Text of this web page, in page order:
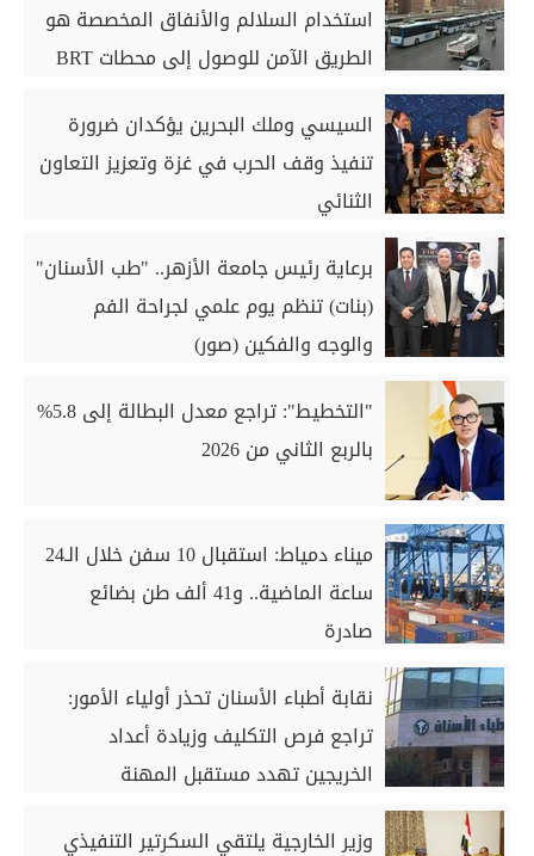
استخدام السلالم والأنفاق المخصصة هو
الطريق الآمن للوصول إلى محطات BRT
السيسي وملك البحرين يؤكدان ضرورة
تنفيذ وقف الحرب في غزة وتعزيز التعاون
الثنائي
برعاية رئيس جامعة الأزهر.. "طب الأسنان"
(بنات) تنظم يوم علمي لجراحة الفم
والوجه والفكين (صور)
"التخطيط": تراجع معدل البطالة إلى 5.8%
بالربع الثاني من 2026
ميناء دمياط: استقبال 10 سفن خلال الـ24
ساعة الماضية.. و41 ألف طن بضائع
صادرة
نقابة أطباء الأسنان تحذر أولياء الأمور:
تراجع فرص التكليف وزيادة أعداد
الخريجين تهدد مستقبل المهنة
وزير الخارجية يلتقي السكرتير التنفيذي